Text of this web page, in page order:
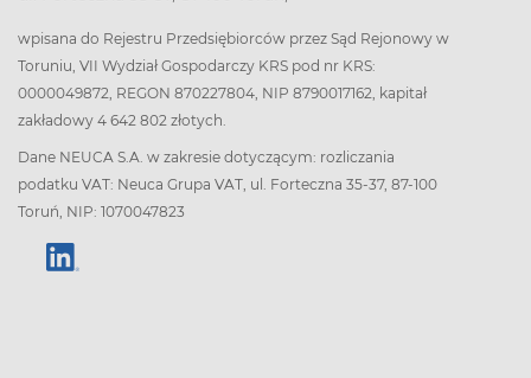
wpisana do Rejestru Przedsiębiorców przez Sąd Rejonowy w
Toruniu, VII Wydział Gospodarczy KRS pod nr KRS:
0000049872, REGON 870227804, NIP 8790017162, kapitał
zakładowy 4 642 802 złotych.
Dane NEUCA S.A. w zakresie dotyczącym: rozliczania
podatku VAT: Neuca Grupa VAT, ul. Forteczna 35-37, 87-100
Toruń, NIP: 1070047823